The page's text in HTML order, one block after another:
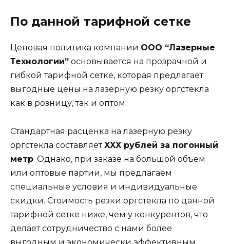
По данной тарифной сетке
Ценовая политика компании ООО “Лазерные
Технологии” основывается на прозрачной и
гибкой тарифной сетке, которая предлагает
выгодные цены на лазерную резку оргстекла
как в розницу, так и оптом.
Стандартная расценка на лазерную резку
оргстекла составляетXXX рублей за погонный
метр. Однако, при заказе на большой объем
или оптовые партии, мы предлагаем
специальные условия и индивидуальные
скидки. Стоимость резки оргстекла по данной
тарифной сетке ниже, чем у конкурентов, что
делает сотрудничество с нами более
выгодным и экономически эффективным.